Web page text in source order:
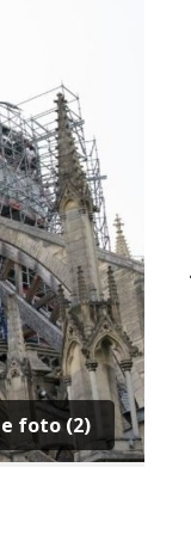
foto (2)